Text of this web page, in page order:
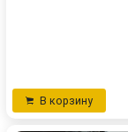
В корзину